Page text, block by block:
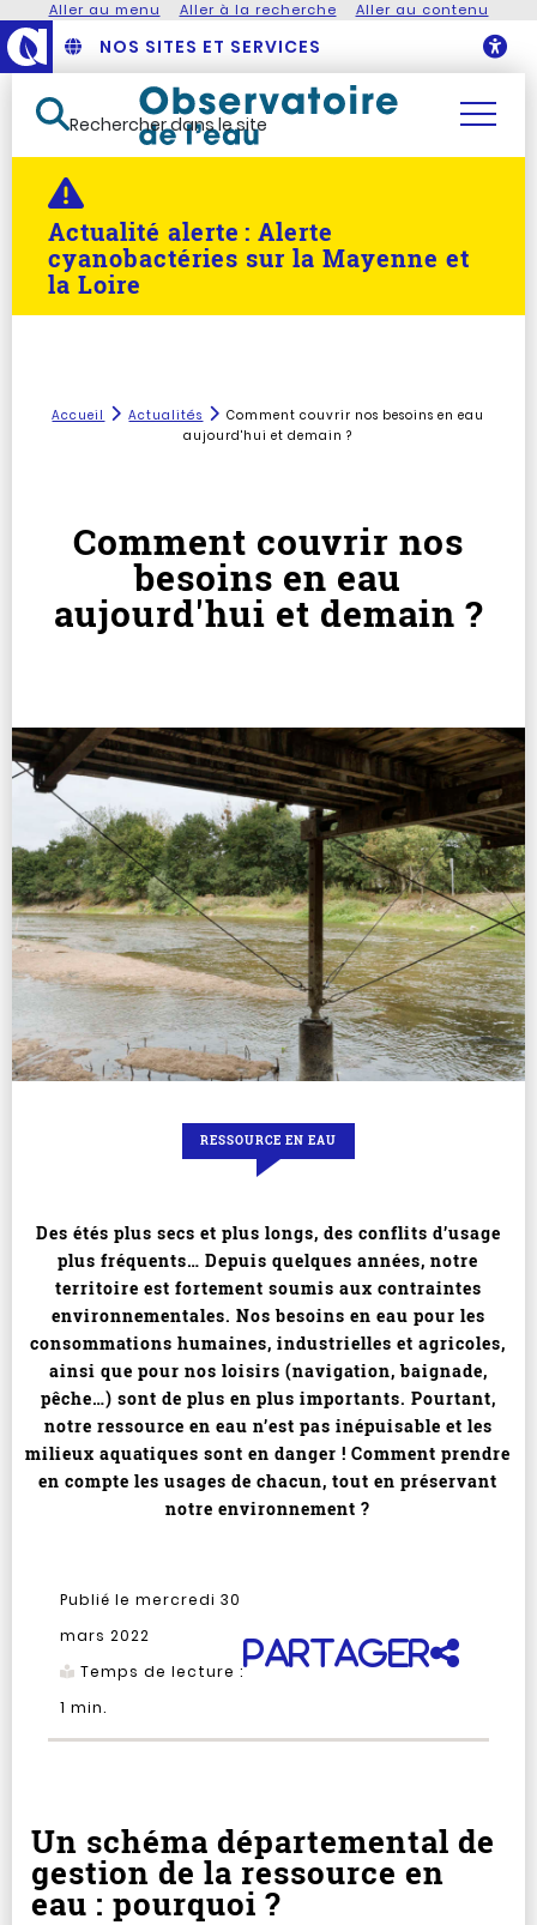
Aller au menu Aller à la recherche Aller au contenu
NOS SITES ET SERVICES
Rechercher dans le site
Actualité alerte : Alerte
cyanobactéries sur la Mayenne et
la Loire
Accueil Actualités
Comment couvrir nos besoins en eau
aujourd'hui et demain ?
Comment couvrir nos
besoins en eau
aujourd'hui et demain ?
RESSOURCE EN EAU
Des étés plus secs et plus longs, des conflits d’usage
plus fréquents… Depuis quelques années, notre
territoire est fortement soumis aux contraintes
environnementales. Nos besoins en eau pour les
consommations humaines, industrielles et agricoles,
ainsi que pour nos loisirs (navigation, baignade,
pêche…) sont de plus en plus importants. Pourtant,
notre ressource en eau n’est pas inépuisable et les
milieux aquatiques sont en danger ! Comment prendre
en compte les usages de chacun, tout en préservant
notre environnement ?
Publié le mercredi 30
mars 2022
Temps de lecture :
1 min.
Partager
Un schéma départemental de
gestion de la ressource en
eau : pourquoi ?